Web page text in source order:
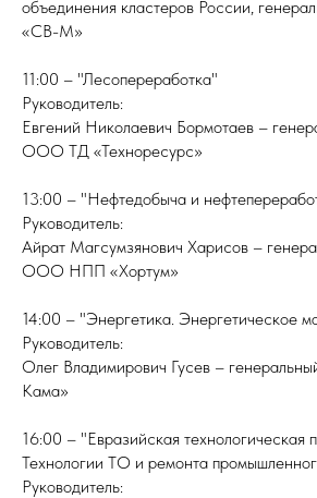
объединения кластеров России,
«СВ-М»
11:00 – "Лесопереработка"
Руководитель:
Евгений Николаевич Бормотаев –
ООО ТД «Техноресурс»
13:00 – "Нефтедобыча и
Руководитель:
Айрат Магсумзянович Харисов –
ООО НПП «Хортум»
14:00 – "Энергетика. Энергетическое
Руководитель:
Олег Владимирович Гусев –
Кама»
16:00 – "Евразийская технологическая
Технологии ТО и ремонта
Руководитель: